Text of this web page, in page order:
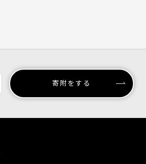
寄附をする